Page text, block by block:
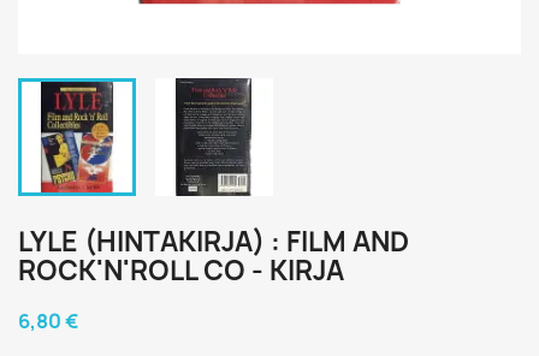
LYLE (HINTAKIRJA) : FILM AND
ROCK'N'ROLL CO - KIRJA
6,80 €